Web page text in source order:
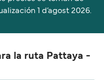
1 d’agost 2026.
la ruta Pattaya -